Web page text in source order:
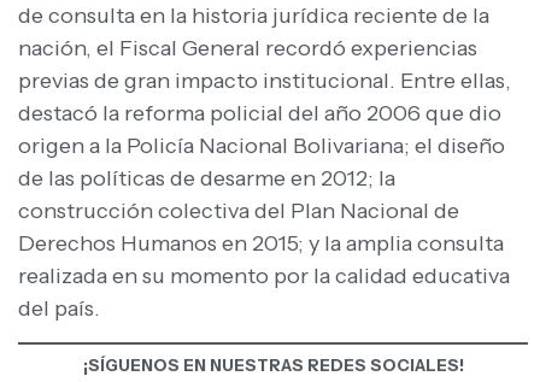
de consulta en la historia jurídica reciente de la
nación, el Fiscal General recordó experiencias
previas de gran impacto institucional. Entre ellas,
destacó la reforma policial del año 2006 que dio
origen a la Policía Nacional Bolivariana; el diseño
de las políticas de desarme en 2012; la
construcción colectiva del Plan Nacional de
Derechos Humanos en 2015; y la amplia consulta
realizada en su momento por la calidad educativa
del país.
¡SÍGUENOS EN NUESTRAS REDES SOCIALES!